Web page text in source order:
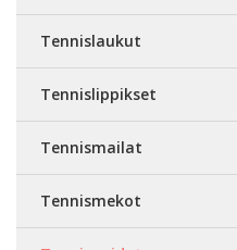
Tennislaukut
Tennislippikset
Tennismailat
Tennismekot